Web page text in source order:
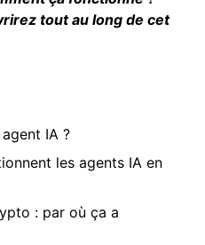
tout au long de cet
agent IA ?
les agents IA en
: par où ça a